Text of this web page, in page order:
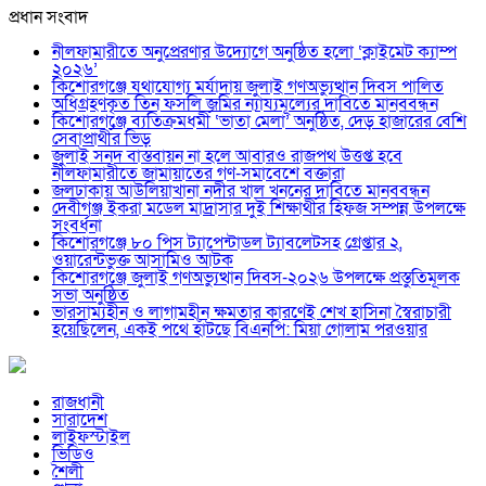
প্রধান সংবাদ
নীলফামারীতে অনুপ্রেরণার উদ্যোগে অনুষ্ঠিত হলো ‘ক্লাইমেট ক্যাম্প
২০২৬’
কিশোরগঞ্জে যথাযোগ্য মর্যাদায় জুলাই গণঅভ্যুত্থান দিবস পালিত
অধিগ্রহণকৃত তিন ফসলি জমির ন্যায্যমূল্যের দাবিতে মানববন্ধন
কিশোরগঞ্জে ব্যতিক্রমধর্মী ‘ভাতা মেলা’ অনুষ্ঠিত, দেড় হাজারের বেশি
সেবাপ্রার্থীর ভিড়
জুলাই সনদ বাস্তবায়ন না হলে আবারও রাজপথ উত্তপ্ত হবে
নীলফামারীতে জামায়াতের গণ-সমাবেশে বক্তারা
জলঢাকায় আউলিয়াখানা নদীর খাল খননের দাবিতে মানববন্ধন
দেবীগঞ্জ ইকরা মডেল মাদ্রাসার দুই শিক্ষার্থীর হিফজ সম্পন্ন উপলক্ষে
সংবর্ধনা
কিশোরগঞ্জে ৮০ পিস ট্যাপেন্টাডল ট্যাবলেটসহ গ্রেপ্তার ২,
ওয়ারেন্টভুক্ত আসামিও আটক
কিশোরগঞ্জে জুলাই গণঅভ্যুত্থান দিবস-২০২৬ উপলক্ষে প্রস্তুতিমূলক
সভা অনুষ্ঠিত
ভারসাম্যহীন ও লাগামহীন ক্ষমতার কারণেই শেখ হাসিনা স্বৈরাচারী
হয়েছিলেন, একই পথে হাঁটছে বিএনপি: মিয়া গোলাম পরওয়ার
রাজধানী
সারাদেশ
লাইফস্টাইল
ভিডিও
শৈলী